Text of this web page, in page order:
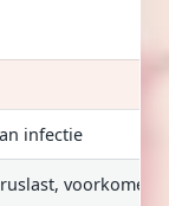
infectie
voorkomen